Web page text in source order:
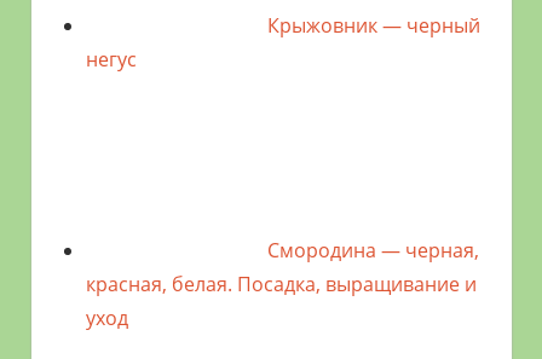
Крыжовник — черный
негус
Смородина — черная,
красная, белая. Посадка, выращивание и
уход